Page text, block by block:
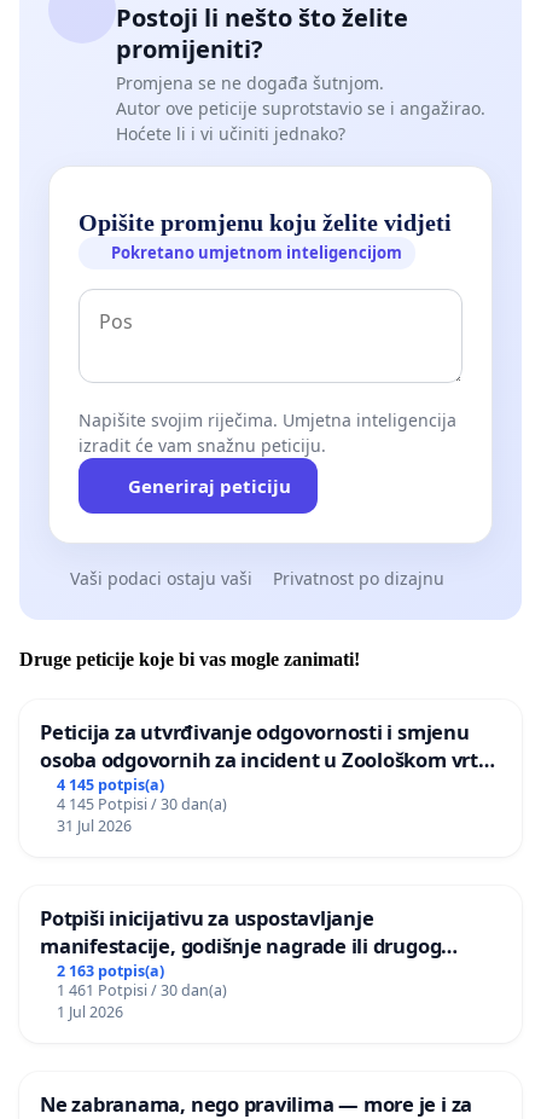
Postoji li nešto što želite
promijeniti?
Promjena se ne događa šutnjom.
Autor ove peticije suprotstavio se i angažirao.
Hoćete li i vi učiniti jednako?
Opišite promjenu koju želite vidjeti
Pokretano umjetnom inteligencijom
Napišite svojim riječima. Umjetna inteligencija
izradit će vam snažnu peticiju.
Generiraj peticiju
Vaši podaci ostaju vaši Privatnost po dizajnu
Druge peticije koje bi vas mogle zanimati!
Peticija za utvrđivanje odgovornosti i smjenu
osoba odgovornih za incident u Zoološkom vrtu
Grada Zagreba
4 145 potpis(a)
4 145 Potpisi / 30 dan(a)
31 Jul 2026
Potpiši inicijativu za uspostavljanje
manifestacije, godišnje nagrade ili drugog
javnog događaja „Edin Avdić“ u Sarajevu
2 163 potpis(a)
1 461 Potpisi / 30 dan(a)
1 Jul 2026
Ne zabranama, nego pravilima — more je i za